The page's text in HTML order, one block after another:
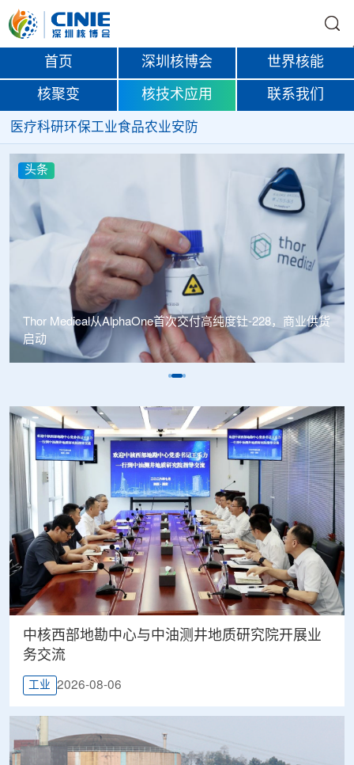
首页 深圳核博会 世界核能
核聚变 核技术应用 联系我们
医疗科研环保工业食品农业安防
头条
Thor Medical从AlphaOne首次交付高纯度钍-228，商业供货
启动
中核西部地勘中心与中油测井地质研究院开展业
务交流
工业 2026-08-06